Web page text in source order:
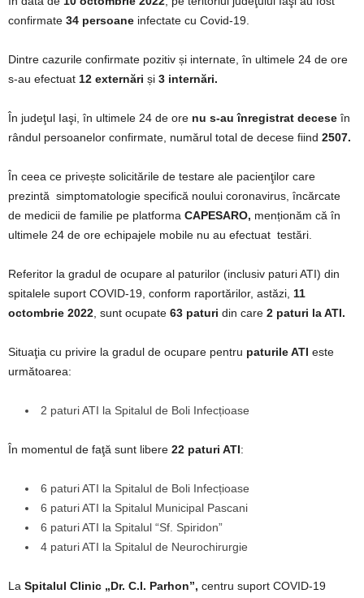
confirmate 34 persoane infectate cu Covid-19.
Dintre cazurile confirmate pozitiv și internate, în ultimele 24 de ore
s-au efectuat 12 externări și 3 internări.
În judeţul Iaşi, în ultimele 24 de ore nu s-au înregistrat decese în
rândul persoanelor confirmate, numărul total de decese fiind 2507.
În ceea ce privește solicitările de testare ale pacienţilor care
prezintă simptomatologie specifică noului coronavirus, încărcate
de medicii de familie pe platforma CAPESARO, menționăm că în
ultimele 24 de ore echipajele mobile nu au efectuat testări.
Referitor la gradul de ocupare al paturilor (inclusiv paturi ATI) din
spitalele suport COVID-19, conform raportărilor, astăzi, 11
octombrie 2022 , sunt ocupate 63 paturi din care 2 paturi la ATI.
Situaţia cu privire la gradul de ocupare pentru paturile ATI este
următoarea:
2 paturi ATI la Spitalul de Boli Infecțioase
În momentul de faţă sunt libere 22 paturi ATI:
6 paturi ATI la Spitalul de Boli Infecțioase
6 paturi ATI la Spitalul Municipal Pascani
6 paturi ATI la Spitalul “Sf. Spiridon”
4 paturi ATI la Spitalul de Neurochirurgie
La Spitalul Clinic „Dr. C.I. Parhon”, centru suport COVID-19